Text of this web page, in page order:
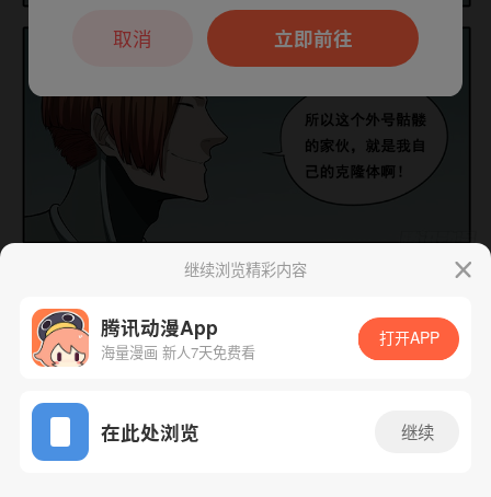
App免费看
下一话 腾漫App免费看
继续浏览精彩内容
腾讯动漫App
海量漫画 新人7天免费看
打开APP
在此处浏览 继续
本章节仅支持App阅读，可打开App新用
户7天免费看立即前往
取消